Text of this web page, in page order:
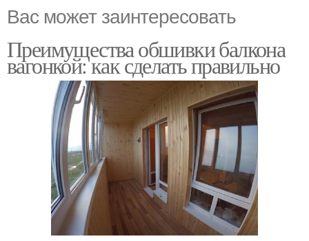
Вас может заинтересовать
Преимущества обшивки балкона
вагонкой: как сделать правильно